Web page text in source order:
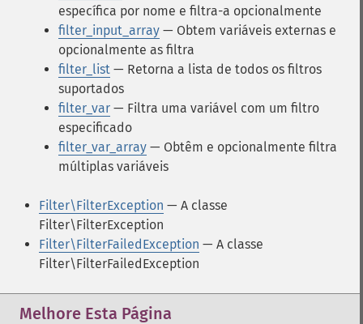
específica por nome e filtra-a opcionalmente
filter_input_array — Obtem variáveis externas e
opcionalmente as filtra
filter_list — Retorna a lista de todos os filtros
suportados
filter_var — Filtra uma variável com um filtro
especificado
filter_var_array — Obtêm e opcionalmente filtra
múltiplas variáveis
Filter\FilterException — A classe
Filter\FilterException
Filter\FilterFailedException — A classe
Filter\FilterFailedException
Melhore Esta Página